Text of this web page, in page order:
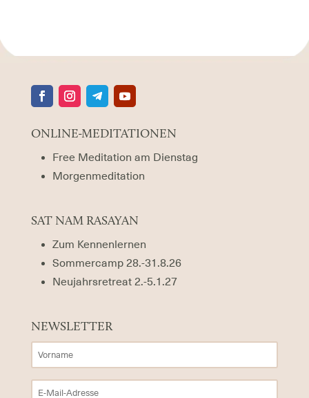
ONLINE-MEDITATIONEN
Free Meditation am Dienstag
Morgenmeditation
SAT NAM RASAYAN
Zum Kennenlernen
Sommercamp 28.-31.8.26
Neujahrsretreat 2.-5.1.27
NEWSLETTER